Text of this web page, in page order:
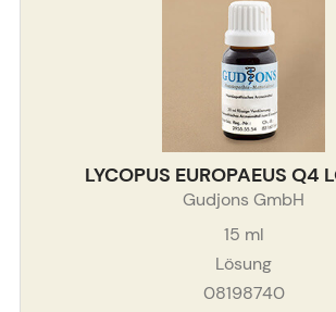
LYCOPUS EUROPAEUS Q4
Gudjons GmbH
15 ml
Lösung
08198740